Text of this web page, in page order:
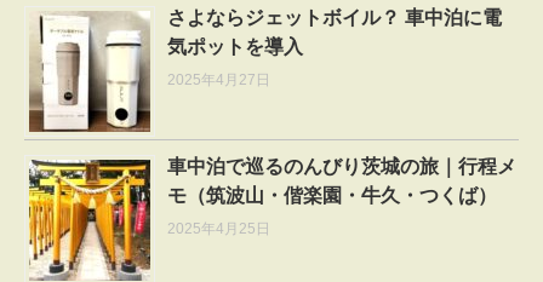
さよならジェットボイル？ 車中泊に電
気ポットを導入
2025年4月27日
車中泊で巡るのんびり茨城の旅｜行程メ
モ（筑波山・偕楽園・牛久・つくば）
2025年4月25日